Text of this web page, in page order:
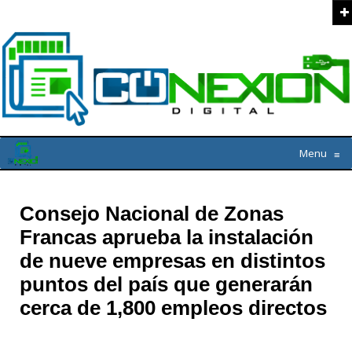
Menu ≡
Consejo Nacional de Zonas
Francas aprueba la instalación
de nueve empresas en distintos
puntos del país que generarán
cerca de 1,800 empleos directos